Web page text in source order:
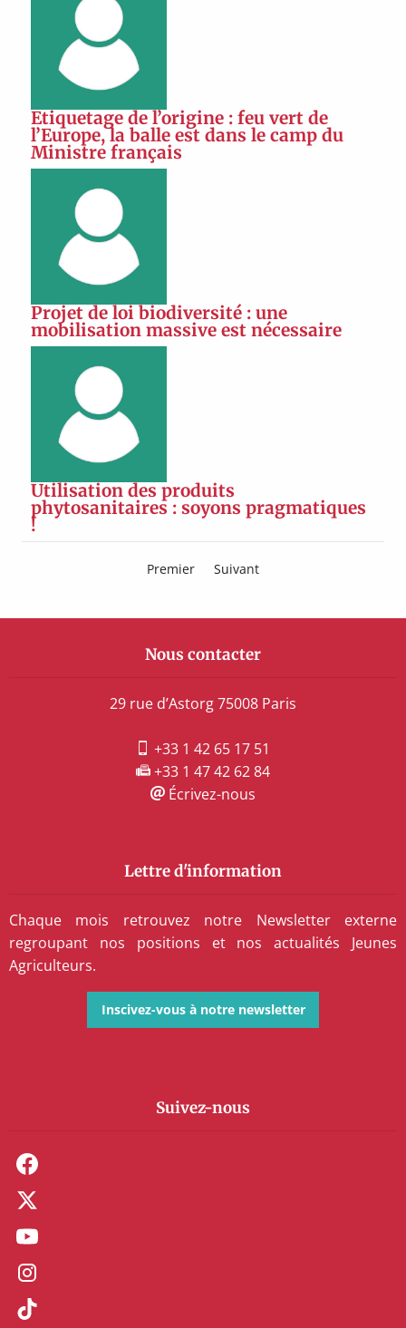
Etiquetage de l’origine : feu vert de
l’Europe, la balle est dans le camp du
Ministre français
Projet de loi biodiversité : une
mobilisation massive est nécessaire
Utilisation des produits
phytosanitaires : soyons pragmatiques
!
Premier Suivant
Nous contacter
29 rue d’Astorg 75008 Paris
+33 1 42 65 17 51
+33 1 47 42 62 84
Écrivez-nous
Lettre d'information
Chaque mois retrouvez notre Newsletter externe
regroupant nos positions et nos actualités Jeunes
Agriculteurs.
Inscivez-vous à notre newsletter
Suivez-nous